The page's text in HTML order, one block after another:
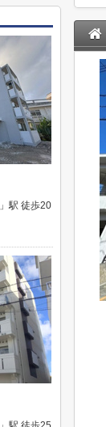
駅 徒歩20